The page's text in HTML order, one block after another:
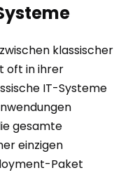
klassischer
oft in ihrer
IT-Systeme
gesamte
einzigen
Paket